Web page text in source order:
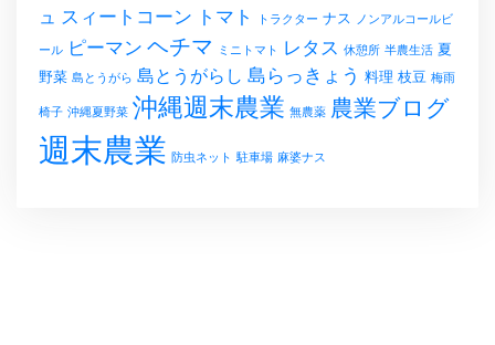
ュ スィートコーン トマト トラクター ナス ノンアルコールビ
ール ピーマン ヘチマ ミニトマト レタス 休憩所 半農生活 夏
野菜 島とうがら 島とうがらし 島らっきょう 料理 枝豆 梅雨
椅子 沖縄夏野菜 沖縄週末農業 無農薬 農業ブログ
週末農業 防虫ネット 駐車場 麻婆ナス